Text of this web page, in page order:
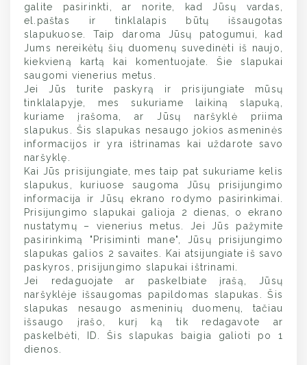
galite pasirinkti, ar norite, kad Jūsų vardas,
el.paštas ir tinklalapis būtų išsaugotas
slapukuose. Taip daroma Jūsų patogumui, kad
Jums nereikėtų šių duomenų suvedinėti iš naujo,
kiekvieną kartą kai komentuojate. Šie slapukai
saugomi vienerius metus.
Jei Jūs turite paskyrą ir prisijungiate mūsų
tinklalapyje, mes sukuriame laikiną slapuką,
kuriame įrašoma, ar Jūsų naršyklė priima
slapukus. Šis slapukas nesaugo jokios asmeninės
informacijos ir yra ištrinamas kai uždarote savo
naršyklę.
Kai Jūs prisijungiate, mes taip pat sukuriame kelis
slapukus, kuriuose saugoma Jūsų prisijungimo
informacija ir Jūsų ekrano rodymo pasirinkimai.
Prisijungimo slapukai galioja 2 dienas, o ekrano
nustatymų – vienerius metus. Jei Jūs pažymite
pasirinkimą "Prisiminti mane", Jūsų prisijungimo
slapukas galios 2 savaites. Kai atsijungiate iš savo
paskyros, prisijungimo slapukai ištrinami.
Jei redaguojate ar paskelbiate įrašą, Jūsų
naršyklėje išsaugomas papildomas slapukas. Šis
slapukas nesaugo asmeninių duomenų, tačiau
išsaugo įrašo, kurį ką tik redagavote ar
paskelbėti, ID. Šis slapukas baigia galioti po 1
dienos.